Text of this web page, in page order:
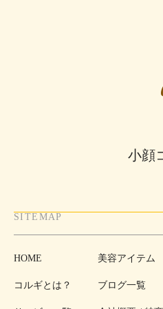
小顔
SITEMAP
HOME
コルギとは？
美容アイテム
ブログ一覧